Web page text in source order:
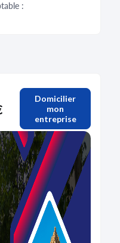
:
Domicilier
mon
entreprise